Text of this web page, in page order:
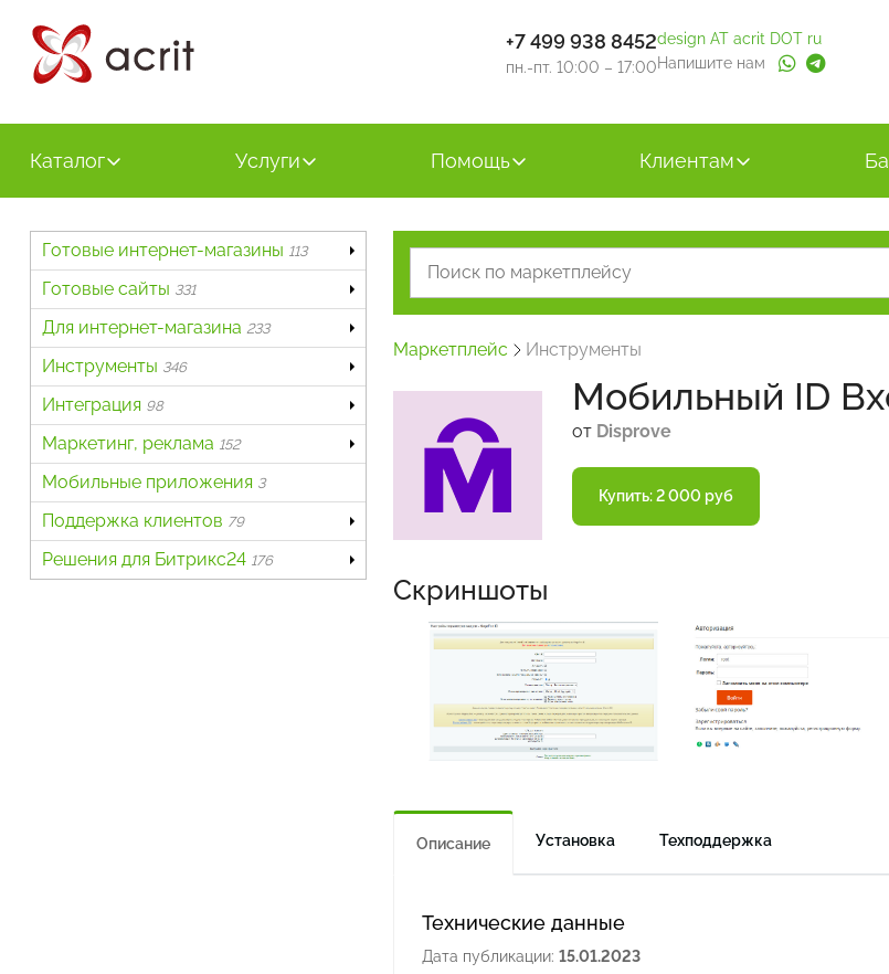
+7 499 938 8452
пн.-пт. 10:00 – 17:00
design AT acrit DOT ru
Напишите нам
Каталог Услуги Помощь Клиентам
Готовые интернет-магазины 113
Готовые сайты 331
Для интернет-магазина 233
Инструменты 346
Интеграция 98
Маркетинг, реклама 152
Мобильные приложения 3
Поддержка клиентов 79
Решения для Битрикс24 176
Маркетплейс Инструменты
Мобильный ID
от Disprove
Купить: 2 000 руб
Скриншоты
Описание Установка Техподдержка
Технические данные
Дата публикации: 15.01.2023